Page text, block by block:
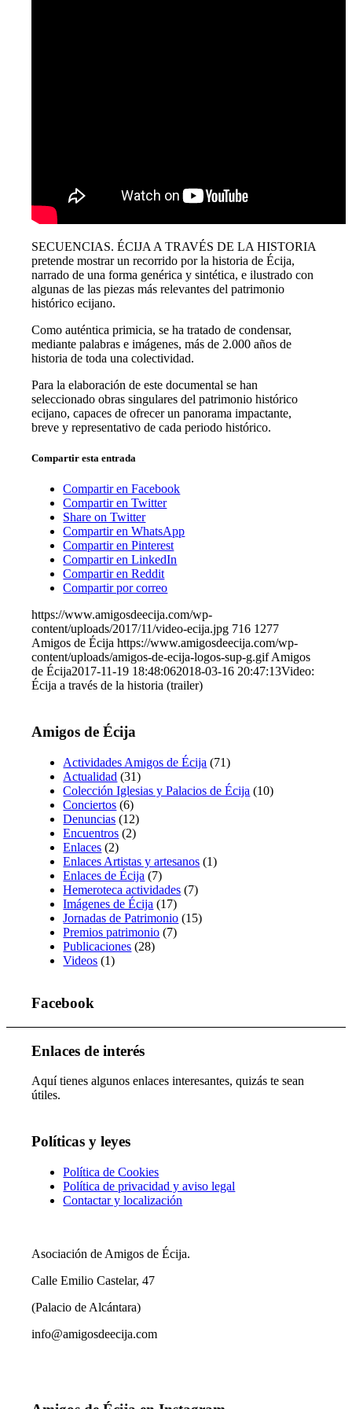
SECUENCIAS. ÉCIJA A TRAVÉS DE LA HISTORIA
pretende mostrar un recorrido por la historia de Écija,
narrado de una forma genérica y sintética, e ilustrado con
algunas de las piezas más relevantes del patrimonio
histórico ecijano.
Como auténtica primicia, se ha tratado de condensar,
mediante palabras e imágenes, más de 2.000 años de
historia de toda una colectividad.
Para la elaboración de este documental se han
seleccionado obras singulares del patrimonio histórico
ecijano, capaces de ofrecer un panorama impactante,
breve y representativo de cada periodo histórico.
Compartir esta entrada
Compartir en Facebook
Compartir en Twitter
Share on Twitter
Compartir en WhatsApp
Compartir en Pinterest
Compartir en LinkedIn
Compartir en Reddit
Compartir por correo
https://www.amigosdeecija.com/wp-
content/uploads/2017/11/video-ecija.jpg 716 1277
Amigos de Écija https://www.amigosdeecija.com/wp-
content/uploads/amigos-de-ecija-logos-sup-g.gif Amigos
de Écija2017-11-19 18:48:062018-03-16 20:47:13Video:
Écija a través de la historia (trailer)
Amigos de Écija
Actividades Amigos de Écija (71)
Actualidad (31)
Colección Iglesias y Palacios de Écija (10)
Conciertos (6)
Denuncias (12)
Encuentros (2)
Enlaces (2)
Enlaces Artistas y artesanos (1)
Enlaces de Écija (7)
Hemeroteca actividades (7)
Imágenes de Écija (17)
Jornadas de Patrimonio (15)
Premios patrimonio (7)
Publicaciones (28)
Videos (1)
Facebook
Enlaces de interés
Aquí tienes algunos enlaces interesantes, quizás te sean
útiles.
Políticas y leyes
Política de Cookies
Política de privacidad y aviso legal
Contactar y localización
Asociación de Amigos de Écija.
Calle Emilio Castelar, 47
(Palacio de Alcántara)
info@amigosdeecija.com